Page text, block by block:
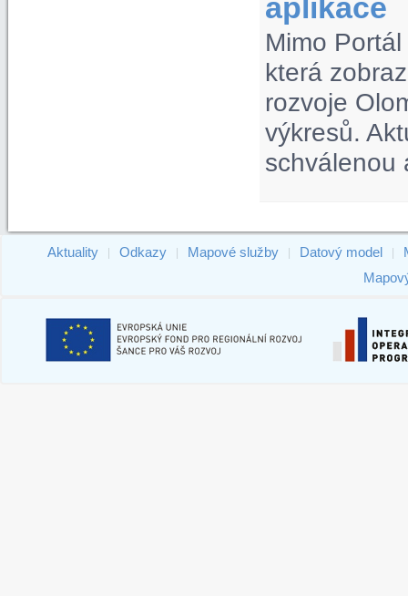
aplikace
Mimo
která
rozvoje
výkresů.
schválenou
Aktuality Odkazy Mapové služby Datový model